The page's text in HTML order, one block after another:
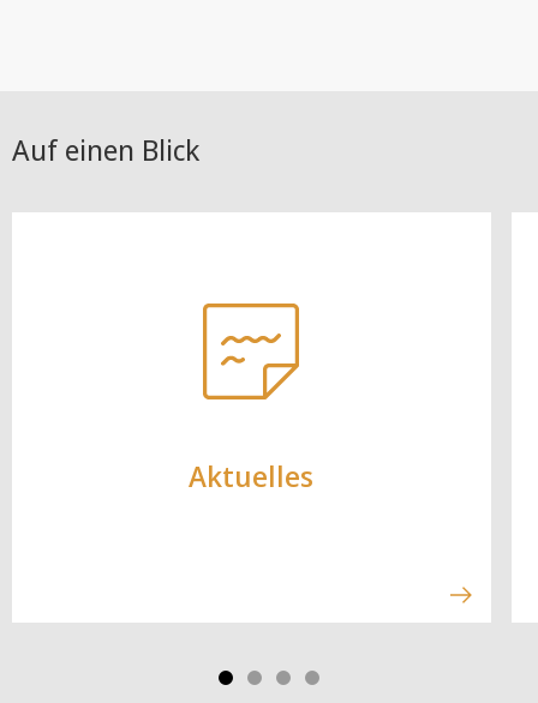
Auf einen Blick
Aktuelles